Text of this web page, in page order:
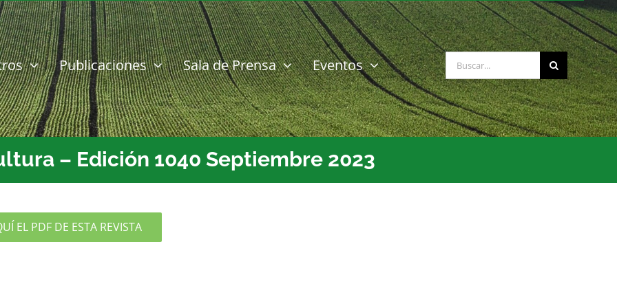
Publicaciones Sala de Prensa Eventos Buscar:
– Edición 1040 Septiembre 2023
EL PDF DE ESTA REVISTA